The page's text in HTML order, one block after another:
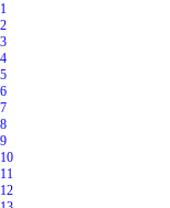
1
2
3
4
5
6
7
8
9
10
11
12